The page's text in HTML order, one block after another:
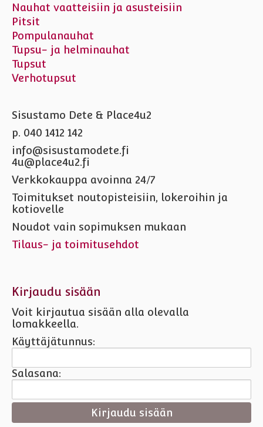
Nauhat vaatteisiin ja asusteisiin
Pitsit
Pompulanauhat
Tupsu- ja helminauhat
Tupsut
Verhotupsut
Sisustamo Dete & Place4u2
p. 040 1412 142
info@sisustamodete.fi
4u@place4u2.fi
Verkkokauppa avoinna 24/7
Toimitukset noutopisteisiin, lokeroihin ja
kotiovelle
Noudot vain sopimuksen mukaan
Tilaus- ja toimitusehdot
Kirjaudu sisään
Voit kirjautua sisään alla olevalla
lomakkeella.
Käyttäjätunnus:
Salasana: